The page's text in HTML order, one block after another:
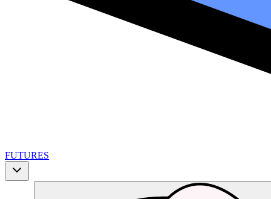
FUTURES